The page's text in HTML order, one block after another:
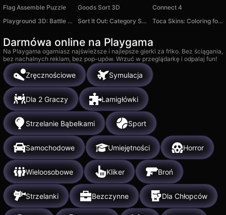
Flag Assemble Puzzle
Goods Sort 3D
Connect 4
Playground 3D: Battle Mod
Sort It Out: Category Sort Toca Skins: Coloring for Girls
Darmówa online na Playgama
Na Playgama ogarniasz najświeższe i najlepsze gierki za friko. Bez ściągania,
bez nachalnych reklam, bez pop-upów. Wrzuć w przeglądarkę i odpalaj fun!
Zręcznościowe Symulacja
Dla 2 Graczy Łamigłówki
Strzelanie Bąbelkami Sport
Samochodowe Umiejętności Horror
Wieloosobowe Kliker Broń
Strzelanki Bezczynne Dla Chłopców